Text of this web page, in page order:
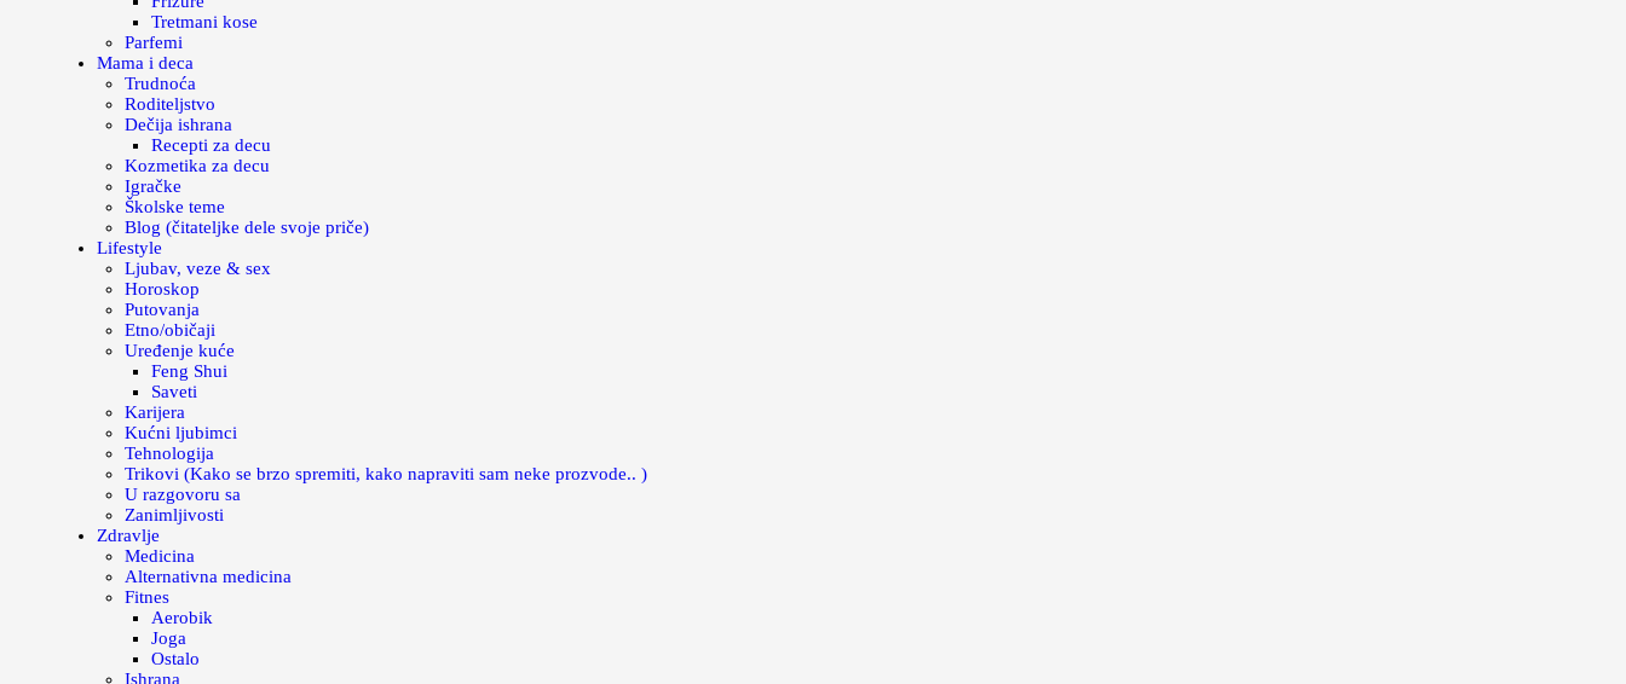
Tretmani kose
Parfemi
Mama i deca
Trudnoća
Roditeljstvo
Dečija ishrana
Recepti za decu
Kozmetika za decu
Igračke
Školske teme
Blog (čitateljke dele svoje priče)
Lifestyle
Ljubav, veze & sex
Horoskop
Putovanja
Etno/običaji
Uređenje kuće
Feng Shui
Saveti
Karijera
Kućni ljubimci
Tehnologija
Trikovi (Kako se brzo spremiti, kako napraviti sam neke prozvode.. )
U razgovoru sa
Zanimljivosti
Zdravlje
Medicina
Alternativna medicina
Fitnes
Aerobik
Joga
Ostalo
Ishrana